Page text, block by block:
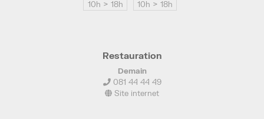
10h > 18h
10h > 18h
Restauration
Demain
081 44 44 49
Site internet